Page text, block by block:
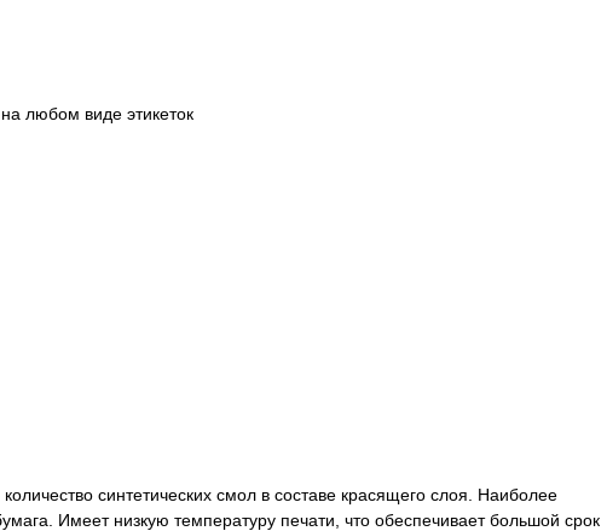
любом виде этикеток
синтетических смол в составе красящего слоя. Наиболее
Имеет низкую температуру печати, что обеспечивает большой срок